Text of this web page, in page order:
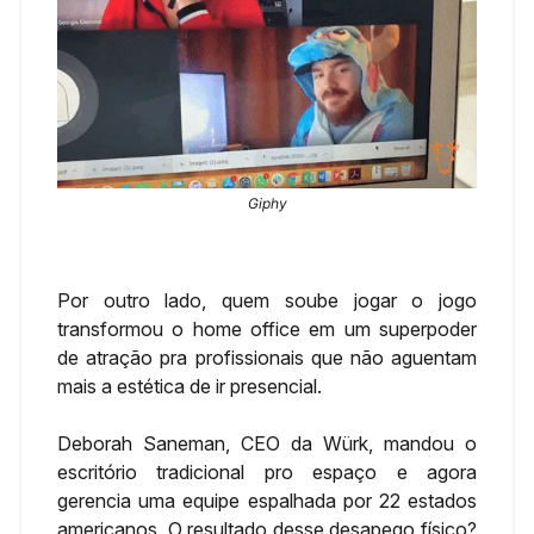
Giphy
Por outro lado, quem soube jogar o jogo
transformou o home office em um superpoder
de atração pra profissionais que não aguentam
mais a estética de ir presencial.
Deborah Saneman, CEO da Würk, mandou o
escritório tradicional pro espaço e agora
gerencia uma equipe espalhada por 22 estados